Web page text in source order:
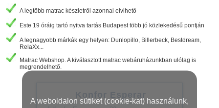
A weboldalon sütiket (cookie-kat) használunk,
A legtöbb matrac készletről azonnal elvihető
Este 19 óráig tartó nyitva tartás Budapest több jó közlekedésű pontján
A legnagyobb márkák egy helyen: Dunlopillo, Billerbeck, Bestdream,
RelaXx...
Matrac Webshop. A kiválasztott matrac webáruházunkban ulólag is
megrendelhető.